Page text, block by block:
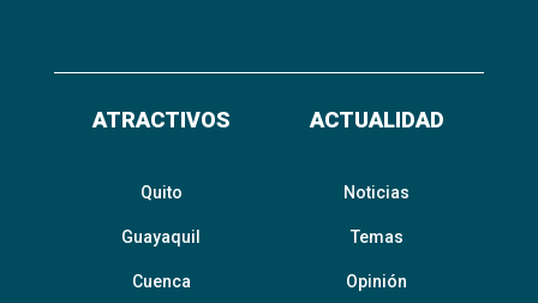
ATRACTIVOS
Quito
Guayaquil
Cuenca
ACTUALIDAD
Noticias
Temas
Opinión